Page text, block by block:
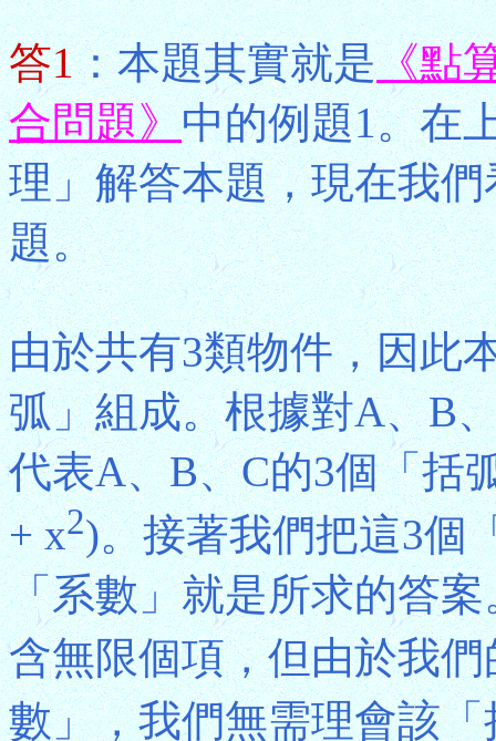
答1：本題其實就是《點
合問題》中的例題1。在
理」解答本題，現在我
題。
由於共有3類物件，因此
弧」組成。根據對A、B
代表A、B、C的3個「括
+ x2)。接著我們把這3個
「系數」就是所求的答
含無限個項，但由於我
數」，我們無需理會該